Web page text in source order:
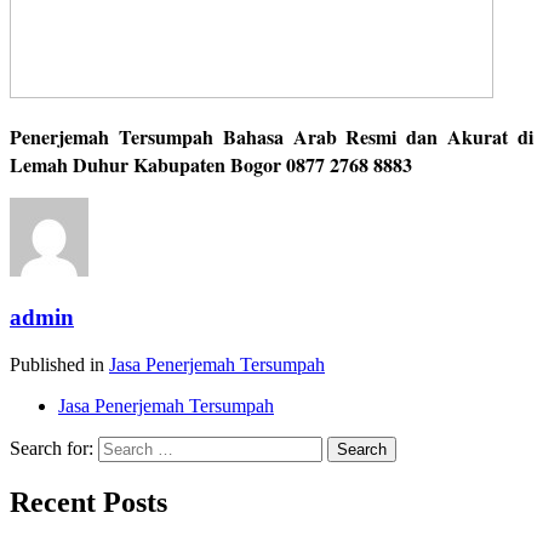
Penerjemah Tersumpah Bahasa Arab Resmi dan Akurat di
Lemah Duhur Kabupaten Bogor0877 2768 8883
admin
Published in Jasa Penerjemah Tersumpah
Jasa Penerjemah Tersumpah
Search for:
Recent Posts